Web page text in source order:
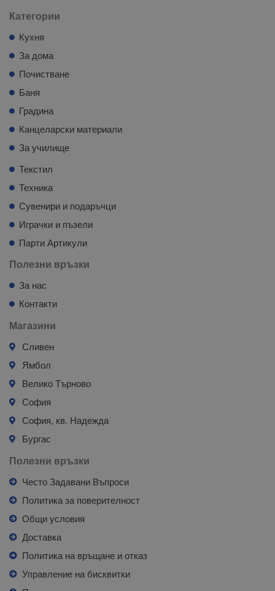
Категории
Кухня
За дома
Почистване
Баня
Градина
Канцеларски материали
За училище
Текстил
Техника
Сувенири и подаръчци
Играчки и пъзели
Парти Артикули
Полезни връзки
За нас
Контакти
Магазини
Сливен
Ямбол
Велико Търново
София
София, кв. Надежда
Бургас
Полезни връзки
Често Задавани Въпроси
Политика за поверителност
Общи условия
Доставка
Политика на връщане и отказ
Управление на бисквитки